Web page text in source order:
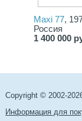
Maxi 77,
Россия
1 400 000
Copyright © 2002-
Информация для